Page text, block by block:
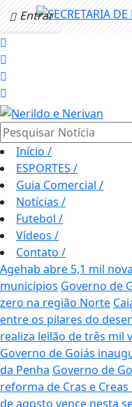
Entrar
Pesquisar Notícia
Início /
ESPORTES /
Guia Comercial /
Notícias /
Futebol /
Vídeos /
Contato /
Agehab abre 5,1 mil
municípios Governo de
zero na região Norte
entre os pilares do
realiza leilão de três mil
Governo de Goiás
da Penha Governo de
reforma de Cras e
de agosto vence nesta